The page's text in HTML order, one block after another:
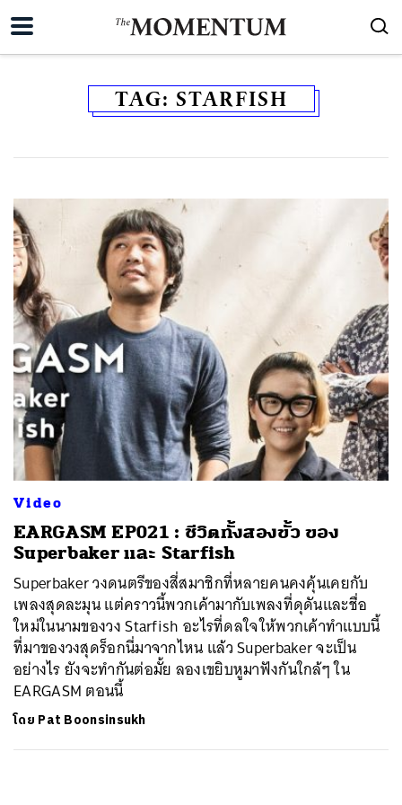
TAG: STARFISH
Video
EARGASM EP021 : ชีวิตทั้งสองขั้ว ของ
Superbaker และ Starfish
Superbaker วงดนตรีของสี่สมาชิกที่หลายคนคงคุ้นเคยกับ
เพลงสุดละมุน แต่คราวนี้พวกเค้ามากับเพลงที่ดุดันและชื่อ
ใหม่ในนามของวง Starfish อะไรที่ดลใจให้พวกเค้าทำแบบนี้
ที่มาของวงสุดร็อกนี่มาจากไหน แล้ว Superbaker จะเป็น
อย่างไร ยังจะทำกันต่อมั้ย ลองเขยิบหูมาฟังกันใกล้ๆ ใน
EARGASM ตอนนี้
โดย Pat Boonsinsukh
ค้นหา